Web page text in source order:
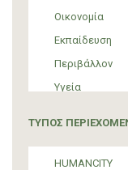
Οικονομία
Εκπαίδευση
Περιβάλλον
Υγεία
ΜΜΕ
ΤΥΠΟΣ
HUMANCITY